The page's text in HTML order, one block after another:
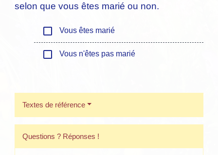
selon que vous êtes marié ou non.
check_box_outline_blank Vous êtes marié
check_box_outline_blank Vous n'êtes pas marié
Textes de référence
Questions ? Réponses !